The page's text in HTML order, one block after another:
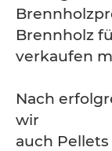
Brennholz
verkaufen
Nach
wir
auch